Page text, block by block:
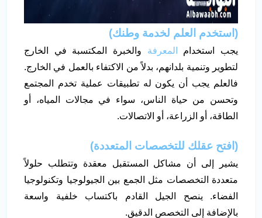
(استخدم العلم لخدمة وطنك)
يجب استخدام المعرفة والخبرة المكتسبة في الخارج
لتطوير وتنمية بلدانهم، بدلاً من الاكتفاء بالعمل في الخارج.
فالعلم يجب أن يكون له تطبيقات عملية تخدم المجتمع
وتحسن من حياة الناس، سواء في مجالات المياه، أو
الطاقة، أو الزراعة، أو الاتصالات.
(افتح عقلك للتخصصات المتعددة)
يشير إلى أن مشاكل المستقبل معقدة وتتطلب حلولاً
متعددة التخصصات مثل الجمع بين الجيولوجيا وتكنولوجيا
الفضاء. ينصح الجيل القادم باكتساب خلفية واسعة
بالإضافة إلى التخصص الدقيق.